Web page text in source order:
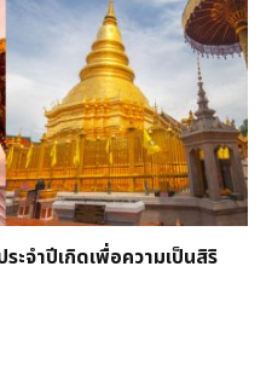
ะจำปีเกิดเพื่อความเป็นสิริ